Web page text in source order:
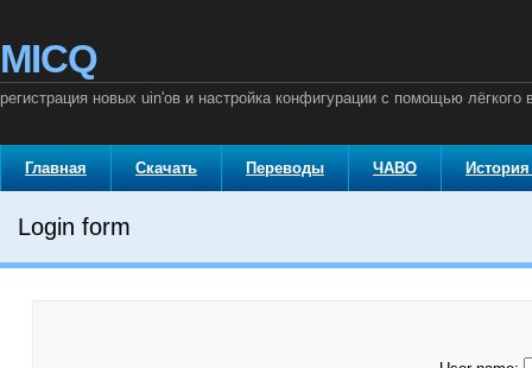
MICQ
регистрация новых uin'ов и настройка конфигурации с помощью лёгкого
Главная Скачать Переводы ЧАВО
Login form